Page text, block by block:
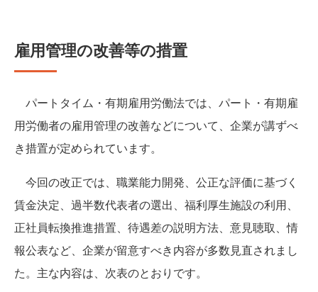
雇用管理の改善等の措置
パートタイム・有期雇用労働法では、パート・有期雇
用労働者の雇用管理の改善などについて、企業が講ずべ
き措置が定められています。
今回の改正では、職業能力開発、公正な評価に基づく
賃金決定、過半数代表者の選出、福利厚生施設の利用、
正社員転換推進措置、待遇差の説明方法、意見聴取、情
報公表など、企業が留意すべき内容が多数見直されまし
た。主な内容は、次表のとおりです。